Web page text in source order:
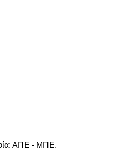
ΑΠΕ - ΜΠΕ.